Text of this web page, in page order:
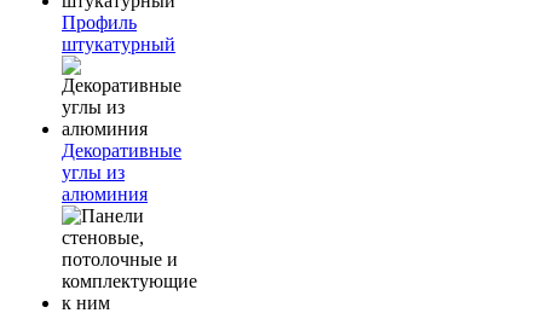
Профиль
штукатурный
Декоративные
углы из
алюминия